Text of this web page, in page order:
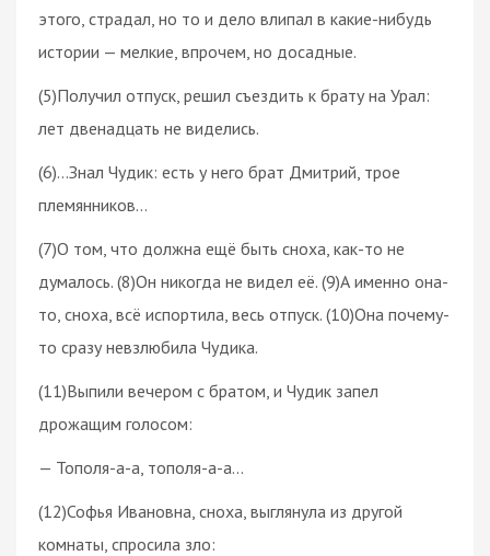
этого, страдал, но то и дело влипал в какие-нибудь
истории — мелкие, впрочем, но досадные.
(5)Получил отпуск, решил съездить к брату на Урал:
лет двенадцать не виделись.
(6)…Знал Чудик: есть у него брат Дмитрий, трое
племянников…
(7)О том, что должна ещё быть сноха, как-то не
думалось. (8)Он никогда не видел её. (9)А именно она-
то, сноха, всё испортила, весь отпуск. (10)Она почему-
то сразу невзлюбила Чудика.
(11)Выпили вечером с братом, и Чудик запел
дрожащим голосом:
— Тополя-а-а, тополя-а-а…
(12)Софья Ивановна, сноха, выглянула из другой
комнаты, спросила зло: